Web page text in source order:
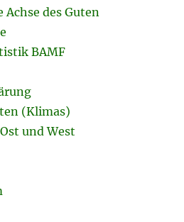
des Guten
BAMF
(Klimas)
und West